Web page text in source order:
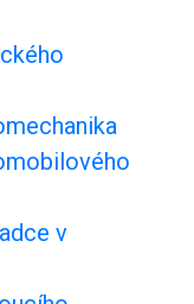
v